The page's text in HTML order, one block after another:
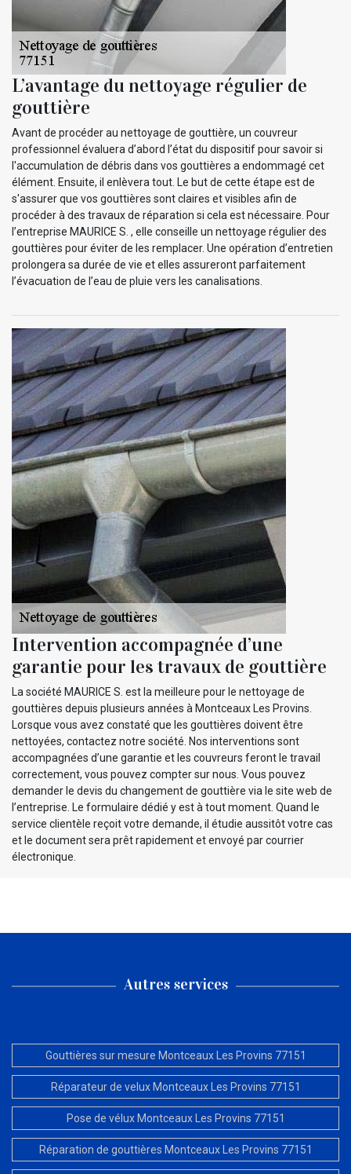
L’avantage du nettoyage régulier de
gouttière
Avant de procéder au nettoyage de gouttière, un couvreur
professionnel évaluera d’abord l’état du dispositif pour savoir si
l'accumulation de débris dans vos gouttières a endommagé cet
élément. Ensuite, il enlèvera tout. Le but de cette étape est de
s'assurer que vos gouttières sont claires et visibles afin de
procéder à des travaux de réparation si cela est nécessaire. Pour
l’entreprise MAURICE S. , elle conseille un nettoyage régulier des
gouttières pour éviter de les remplacer. Une opération d’entretien
prolongera sa durée de vie et elles assureront parfaitement
l’évacuation de l’eau de pluie vers les canalisations.
Intervention accompagnée d’une
garantie pour les travaux de gouttière
La société MAURICE S. est la meilleure pour le nettoyage de
gouttières depuis plusieurs années à Montceaux Les Provins.
Lorsque vous avez constaté que les gouttières doivent être
nettoyées, contactez notre société. Nos interventions sont
accompagnées d’une garantie et les couvreurs feront le travail
correctement, vous pouvez compter sur nous. Vous pouvez
demander le devis du changement de gouttière via le site web de
l’entreprise. Le formulaire dédié y est à tout moment. Quand le
service clientèle reçoit votre demande, il étudie aussitôt votre cas
et le document sera prêt rapidement et envoyé par courrier
électronique.
Autres services
Gouttières sur mesure Montceaux Les Provins 77151
Réparateur de velux Montceaux Les Provins 77151
Pose de vélux Montceaux Les Provins 77151
Réparation de gouttières Montceaux Les Provins 77151